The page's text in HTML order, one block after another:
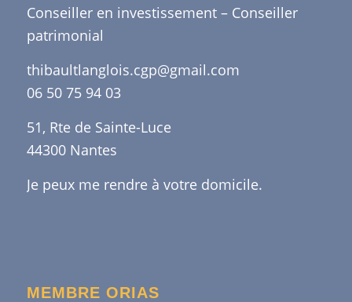
Conseiller en investissement – Conseiller
patrimonial
thibaultlanglois.cgp@gmail.com
06 50 75 94 03
51, Rte de Sainte-Luce
44300 Nantes
Je peux me rendre à votre domicile.
MEMBRE ORIAS